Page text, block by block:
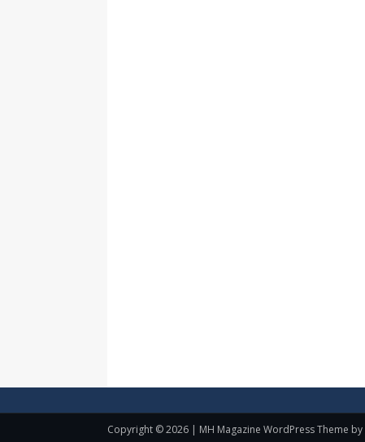
Copyright © 2026 | MH Magazine WordPress Theme by